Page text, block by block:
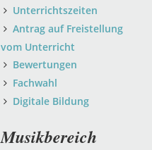
Unterrichtszeiten
Antrag auf Freistellung
vom Unterricht
Bewertungen
Fachwahl
Digitale Bildung
Musikbereich